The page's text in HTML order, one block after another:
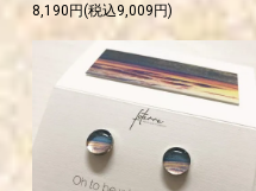
8,190円(税込9,009円)